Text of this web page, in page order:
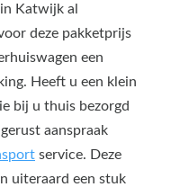
Katwijk al
deze pakketprijs
een
Heeft u een klein
bij u thuis bezorgd
aanspraak
service. Deze
uiteraard een stuk